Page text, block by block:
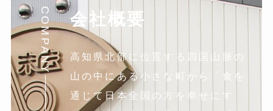
COMPANY 会社概要
高知県北部に位置する四国山脈の
山の中にある小さな町から「食を
通じて日本全国の方を幸せにす